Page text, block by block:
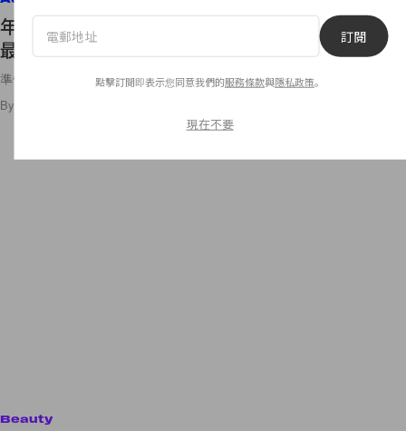
年末要送禮物給自己！Tiffany & Co. 的配飾絕對是
最佳選擇
準備好銀彈了嗎？
By
Beauty
訂閱
點擊訂閱即表示您同意我們的服務條款與隱私政策。
現在不要